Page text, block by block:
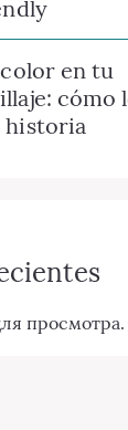
en tu
cómo
historia
просмотра.